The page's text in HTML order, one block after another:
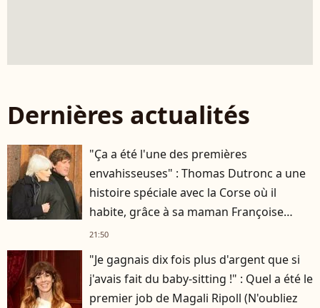
Dernières actualités
"Ça a été l'une des premières
envahisseuses" : Thomas Dutronc a une
histoire spéciale avec la Corse où il
habite, grâce à sa maman Françoise
Hardy
21:50
"Je gagnais dix fois plus d'argent que si
j'avais fait du baby-sitting !" : Quel a été le
premier job de Magali Ripoll (N'oubliez